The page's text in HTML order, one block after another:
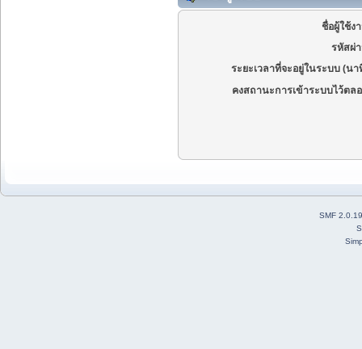
ชื่อผู้ใช้ง
รหัสผ่
ระยะเวลาที่จะอยู่ในระบบ (นา
คงสถานะการเข้าระบบไว้ตล
SMF 2.0.19